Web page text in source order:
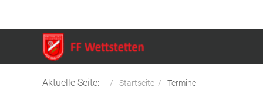
Aktuelle Seite: Startseite Termine